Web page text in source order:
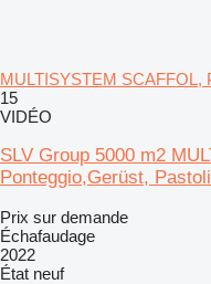
MULTISYSTEM SCAFFOL,
15
VIDÉO
SLV Group 5000 m2
Ponteggio,Gerüst,
Prix sur demande
Échafaudage
2022
État neuf